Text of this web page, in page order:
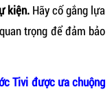
kiện.Hãy cố gắng lựa
trọng để đảm bảo
Tivi được ưa chuộng